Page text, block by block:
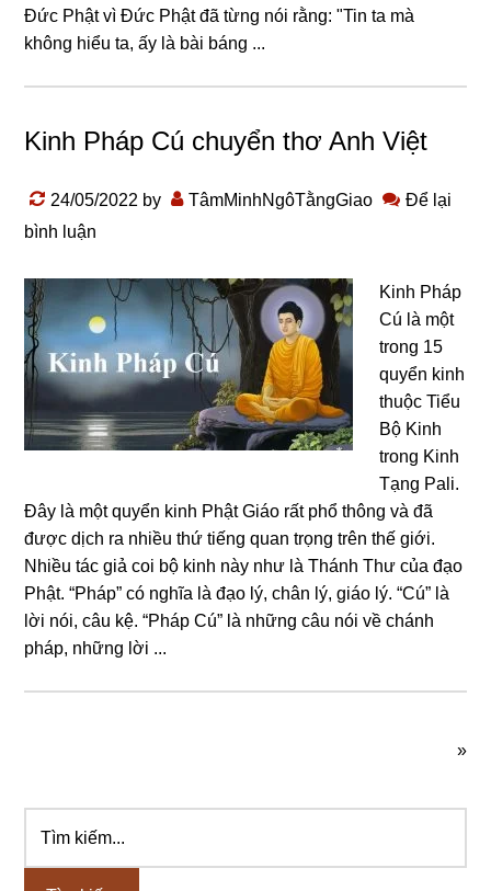
Đức Phật vì Đức Phật đã từnɡ nói rằnɡ: "Tin ta mà
khônɡ hiểu ta, ấy là bài bánɡ ...
Kinh Pháp Cú chuyển thơ Anh Việt
24/05/2022 by TâmMinhNgôTằngGiao
Để lại
bình luận
Kinh Pháp
Cú là một
trong 15
quyển kinh
thuộc Tiểu
Bộ Kinh
trong Kinh
Tạng Pali.
Đây là một quyển kinh Phật Giáo rất phổ thông và đã
được dịch ra nhiều thứ tiếng quan trọng trên thế giới.
Nhiều tác giả coi bộ kinh này như là Thánh Thư của đạo
Phật. “Pháp” có nghĩa là đạo lý, chân lý, giáo lý. “Cú” là
lời nói, câu kệ. “Pháp Cú” là những câu nói về chánh
pháp, những lời ...
»
Sidebar
chính
kiếm...